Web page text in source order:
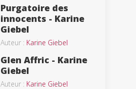
Purgatoire des
innocents - Karine
Giebel
Auteur : Karine Giebel
Glen Affric - Karine
Giebel
Auteur : Karine Giebel